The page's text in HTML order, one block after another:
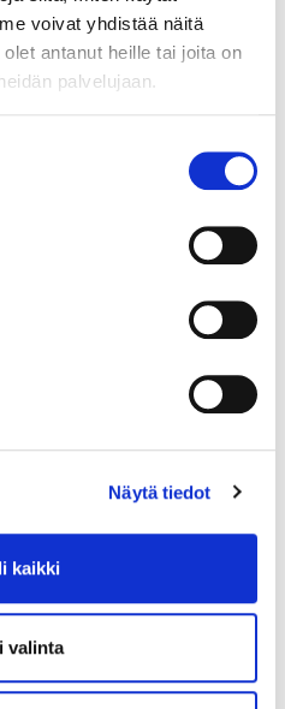
voivat yhdistää näitä
antanut heille tai joita on
palvelujaan.
Näytä tiedot
kaikki
valinta